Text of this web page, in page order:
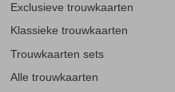
Exclusieve trouwkaarten
Klassieke trouwkaarten
Trouwkaarten sets
Alle trouwkaarten